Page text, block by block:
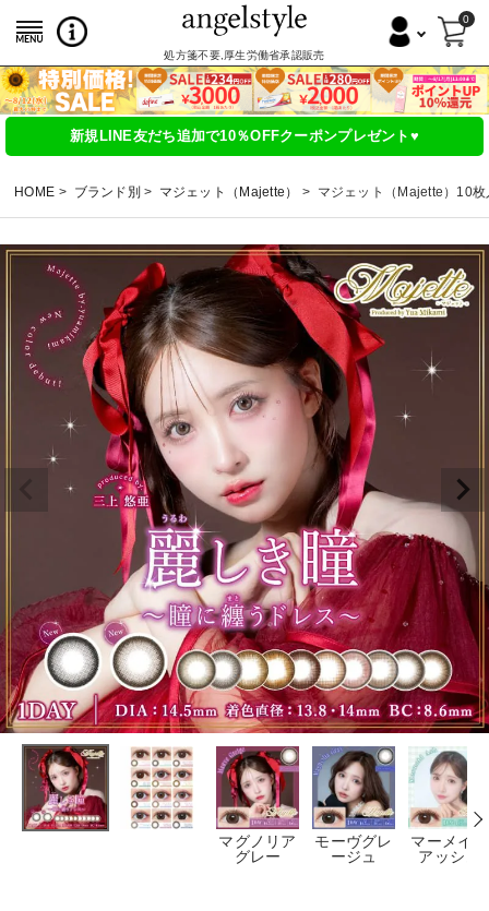
処方箋不要,厚生労働省承認販売
0
新規LINE友だち追加で10％OFFクーポンプレゼント♥
HOME ブランド別 マジェット（Majette） マジェット（Majette）10枚
マグノリア
グレー
モーヴグレ
ージュ
マーメイド
アッシュ